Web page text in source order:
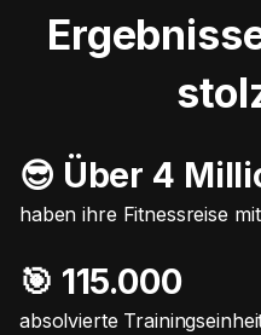
😎 Über 4
haben ihre Fitnessreise
🎯️ 115.000
absolvierte